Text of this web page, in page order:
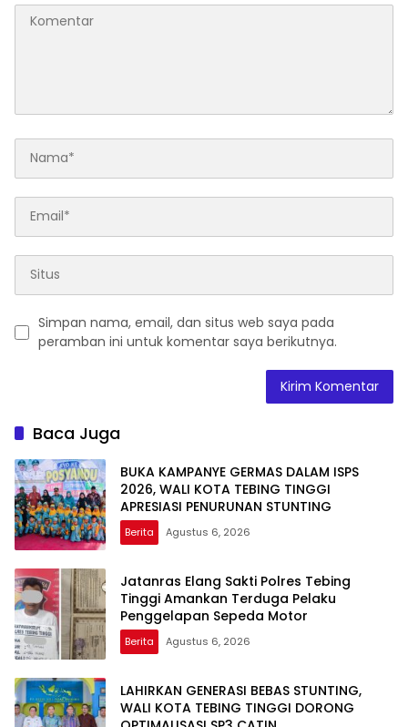
Simpan nama, email, dan situs web saya pada
peramban ini untuk komentar saya berikutnya.
Baca Juga
BUKA KAMPANYE GERMAS DALAM ISPS
2026, WALI KOTA TEBING TINGGI
APRESIASI PENURUNAN STUNTING
Berita Agustus 6, 2026
Jatanras Elang Sakti Polres Tebing
Tinggi Amankan Terduga Pelaku
Penggelapan Sepeda Motor
Berita Agustus 6, 2026
LAHIRKAN GENERASI BEBAS STUNTING,
WALI KOTA TEBING TINGGI DORONG